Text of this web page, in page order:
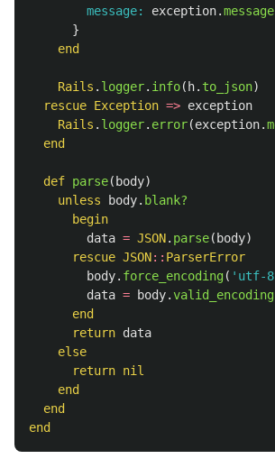
message: exception.message
}
end
Rails . logger. info( h. to_json)
rescue Exception => exception
Rails . logger. error(exception.
end
def parse( body)
unless
body. blank?
begin
data = JSON. parse( body)
rescue JSON:: ParserError
body. force_encoding( 'utf-
data = body.
end
return data
else
return nil
end
end
end